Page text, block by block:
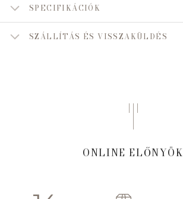
SPECIFIKÁCIÓK
SZÁLLÍTÁS ÉS VISSZAKÜLDÉS
ONLINE ELŐNYÖK